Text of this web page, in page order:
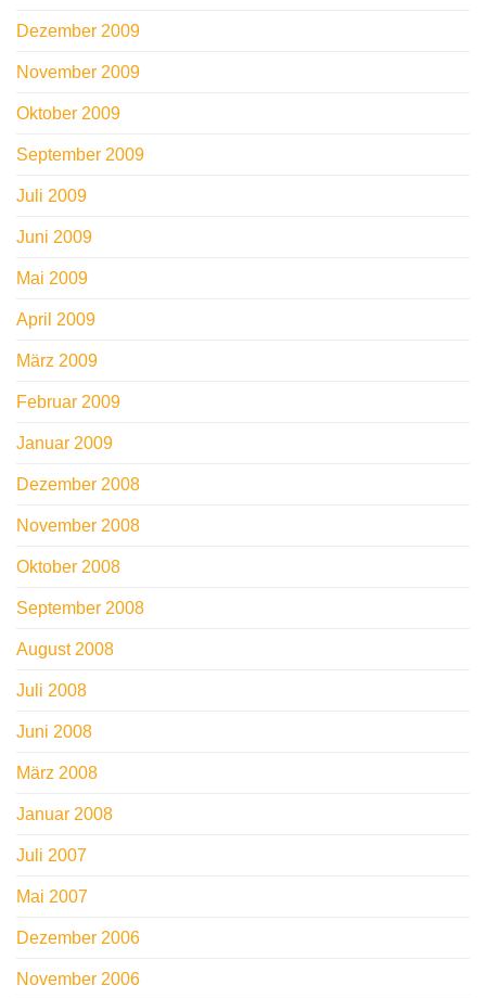
Dezember 2009
November 2009
Oktober 2009
September 2009
Juli 2009
Juni 2009
Mai 2009
April 2009
März 2009
Februar 2009
Januar 2009
Dezember 2008
November 2008
Oktober 2008
September 2008
August 2008
Juli 2008
Juni 2008
März 2008
Januar 2008
Juli 2007
Mai 2007
Dezember 2006
November 2006